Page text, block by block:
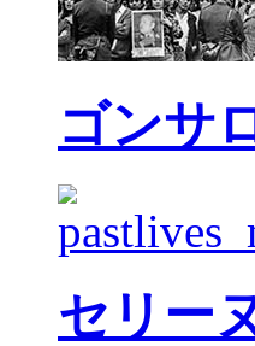
ゴンサ
セリー